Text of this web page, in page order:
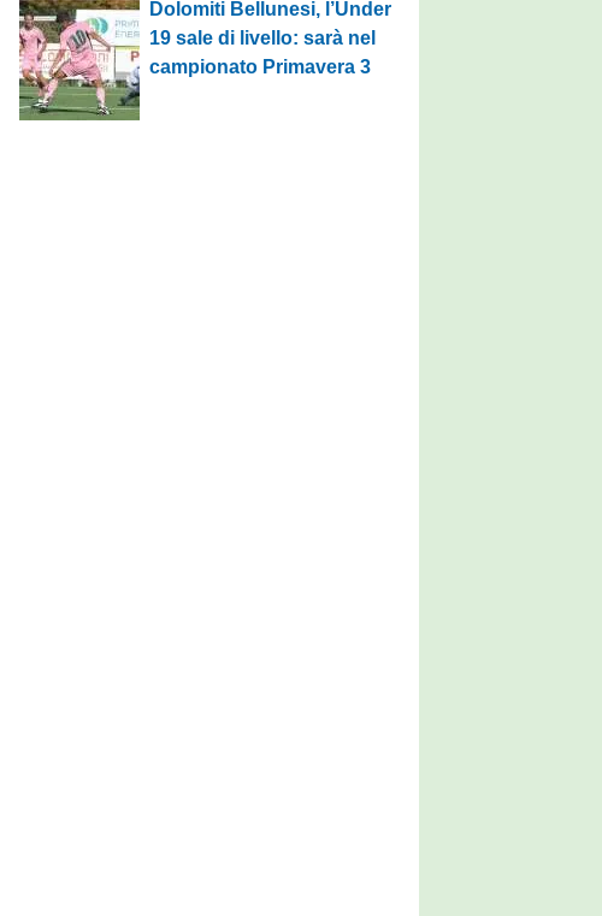
Dolomiti Bellunesi, l’Under
19 sale di livello: sarà nel
campionato Primavera 3